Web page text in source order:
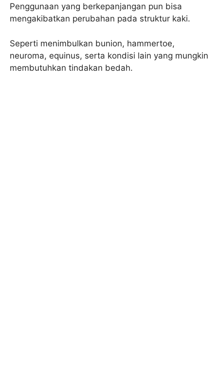
Penggunaan yang berkepanjangan pun bisa
mengakibatkan perubahan pada struktur kaki.
Seperti menimbulkan bunion, hammertoe,
neuroma, equinus, serta kondisi lain yang mungkin
membutuhkan tindakan bedah.